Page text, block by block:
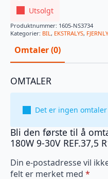
Utsolgt
Produktnummer: 1605-NS3734
Kategorier: BIL , EKSTRALYS,
Omtaler (0)
OMTALER
Det er ingen
Bli den første til å
180W 9-30V REF.37,5
Din e-postadresse vil
felt er merket med *